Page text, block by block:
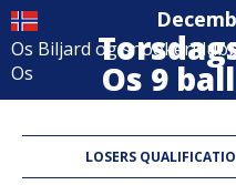
Os Biljard og
Os
Torsdagsturnering
Os 9
LOSERS